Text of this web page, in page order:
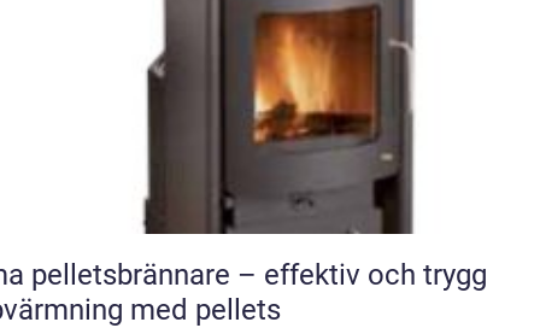
pelletsbrännare – effektiv och trygg
med pellets